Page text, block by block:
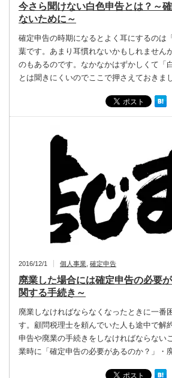
今さら聞けない白色申告とは？～
ないために～
確定申告の時期になるとよく耳にするのは
葉です。あまり耳慣れないかもしれません
のもあるのです。なかなかはずかしくて「
とは聞きにくいのでここで押さえておきま
2016/12/1 個人事業 確定申告
廃業した場合には確定申告の必要
関する手続き～
廃業しなければならなくなったときに一番
す。顧問税理士を頼んでいた人も途中で解
申告や廃業の手続きをしなければならない
業時に「確定申告の必要があるのか？」・